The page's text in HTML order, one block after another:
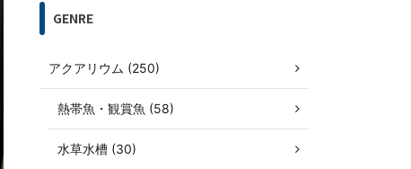
GENRE
アクアリウム (250)
熱帯魚・観賞魚 (58)
水草水槽 (30)